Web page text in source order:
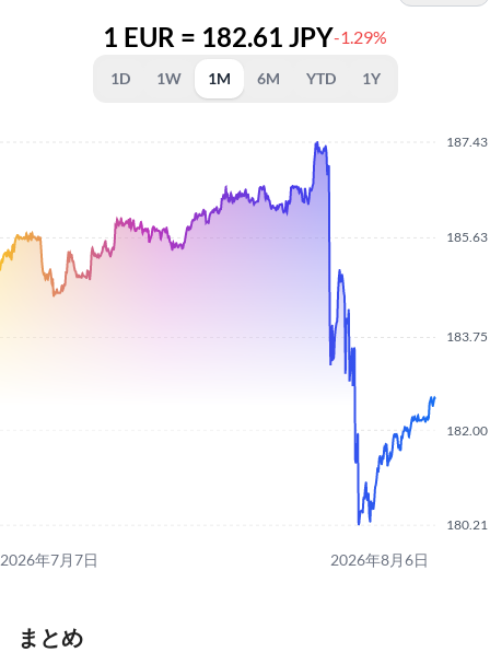
1 EUR = 182.61 JPY-1.29%
1D 1W 1M 6M YTD 1Y
180.21
182.00
183.75
185.63
187.43
2026年7月7日 2026年8月6日
まとめ